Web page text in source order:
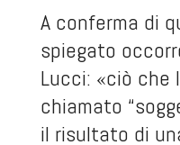
A conferma di
spiegato
Lucci: «ciò che
chiamato
il risultato di